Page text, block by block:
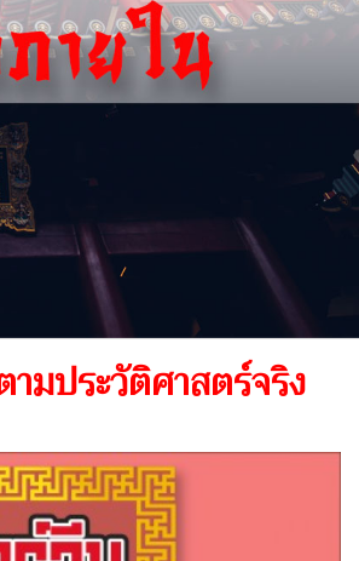
มประวัติศาสตร์จริง